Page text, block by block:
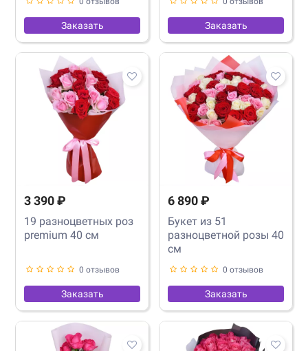
Заказать Заказать
3 390 ₽
19 разноцветных роз
premium 40 см
0 отзывов
Заказать
6 890 ₽
Букет из 51
разноцветной розы 40
см
0 отзывов
Заказать